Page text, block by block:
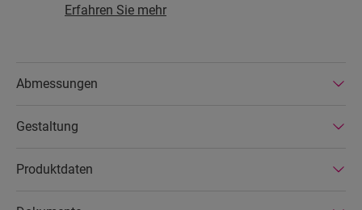
dass die Böden zu mindestens 80 % aus
hergestellt werden. Die Laminatböden von Quick-
erweiterte Produktgarantie abgedeckt. Außerdem
entfernen.
Erfahren Sie mehr
Abmessungen
Gestaltung
Produktdaten